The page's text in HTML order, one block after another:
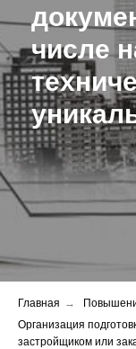
числе
Главная →
Организация
застройщиком или